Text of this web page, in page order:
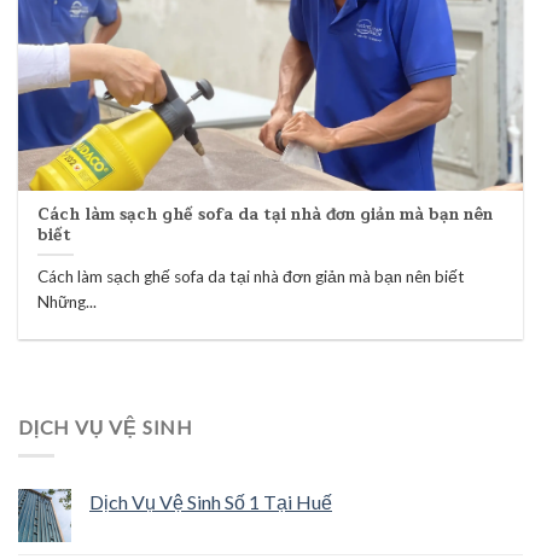
Cách làm sạch ghế sofa da tại nhà đơn giản mà bạn nên
biết
Cách làm sạch ghế sofa da tại nhà đơn giản mà bạn nên biết
Những...
DỊCH VỤ VỆ SINH
Dịch Vụ Vệ Sinh Số 1 Tại Huế